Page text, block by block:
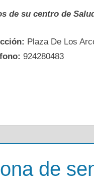
dе su centro dе
Plaza De Los
924280483
de